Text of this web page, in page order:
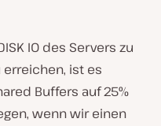
IO des Servers zu
ist es
Buffers auf 25%
wenn wir einen